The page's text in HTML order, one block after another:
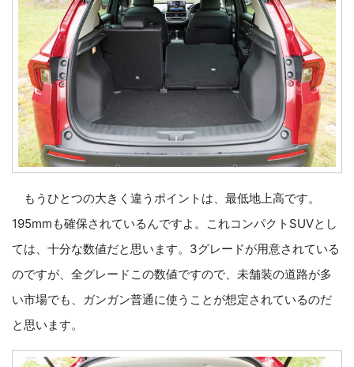
もうひとつの大きく違うポイントは、最低地上高です。
195mmも確保されているんですよ。これコンパクトSUVとし
ては、十分な数値だと思います。3グレードが用意されている
のですが、全グレードこの数値ですので、未舗装の道路が多
い市場でも、ガンガン普通に使うことが想定されているのだ
と思います。